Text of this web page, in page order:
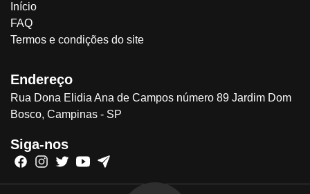
Início
FAQ
Termos e condições do site
Endereço
Rua Dona Elidia Ana de Campos número 89 Jardim Dom
Bosco, Campinas - SP
Siga-nos